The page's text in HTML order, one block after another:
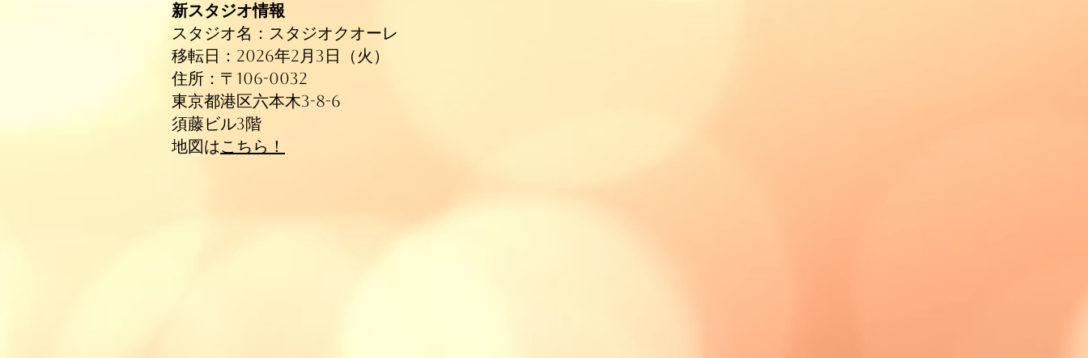
新スタジオ情報
スタジオ名：スタジオクオーレ
移転日：2026年2月3日（火）
住所：〒106-0032
東京都港区六本木3-8-6
須藤ビル3階
​地図はこちら！